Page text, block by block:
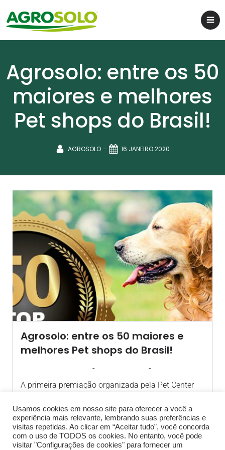
Agrosolo: entre os 50
maiores e melhores
Pet shops do Brasil!
AGROSOLO - 16 JANEIRO 2020
Agrosolo: entre os 50 maiores e
melhores Pet shops do Brasil!
- -
A primeira premiação organizada pela Pet Center
Usamos cookies em nosso site para oferecer a você a
experiência mais relevante, lembrando suas preferências e
visitas repetidas. Ao clicar em “Aceitar tudo”, você concorda
com o uso de TODOS os cookies. No entanto, você pode
visitar "Configurações de cookies" para fornecer um